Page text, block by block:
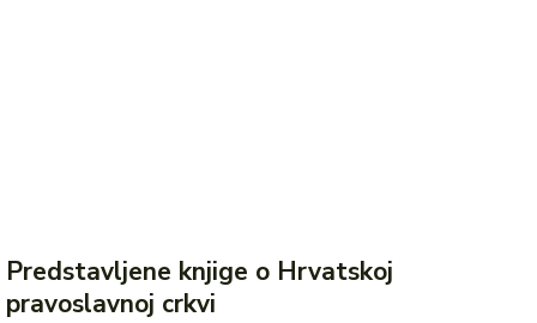
Predstavljene knjige o Hrvatskoj
pravoslavnoj crkvi